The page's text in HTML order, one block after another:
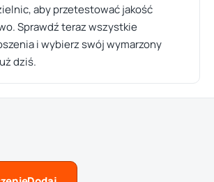
aby przetestować jakość
Sprawdź teraz wszystkie
i wybierz swój wymarzony
dziś.